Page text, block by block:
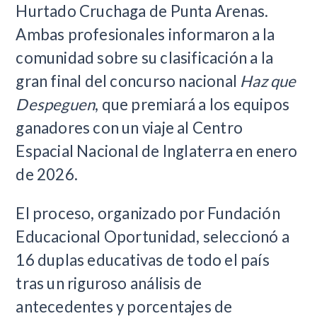
Hurtado Cruchaga de Punta Arenas.
Ambas profesionales informaron a la
comunidad sobre su clasificación a la
gran final del concurso nacional Haz que
Despeguen, que premiará a los equipos
ganadores con un viaje al Centro
Espacial Nacional de Inglaterra en enero
de 2026.
El proceso, organizado por Fundación
Educacional Oportunidad, seleccionó a
16 duplas educativas de todo el país
tras un riguroso análisis de
antecedentes y porcentajes de